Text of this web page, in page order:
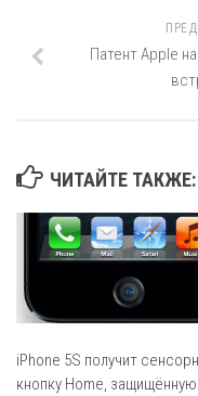
Патент Apple
ЧИТАЙТЕ ТАКЖЕ:
iPhone 5S получит
кнопку Home, защищённую